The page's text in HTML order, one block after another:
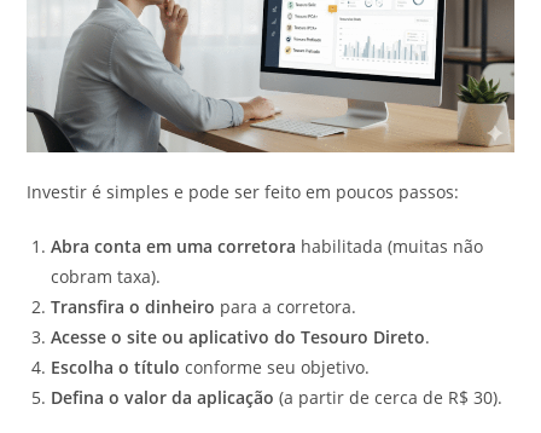
Investir é simples e pode ser feito em poucos passos:
Abra conta em uma corretora habilitada (muitas não
cobram taxa).
Transfira o dinheiro para a corretora.
Acesse o site ou aplicativo do Tesouro Direto.
Escolha o título conforme seu objetivo.
Defina o valor da aplicação (a partir de cerca de R$ 30).